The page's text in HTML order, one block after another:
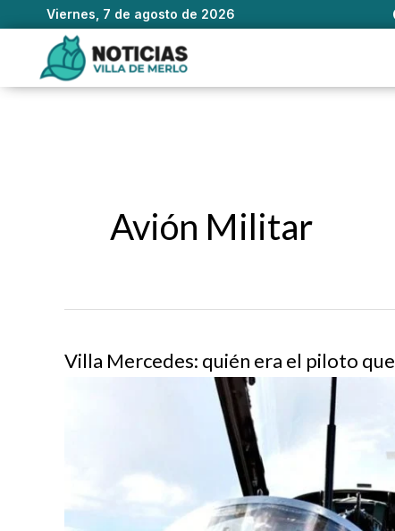
Viernes, 7 de agosto de 2026
contenido
Avión Militar
Villa Mercedes: quién era el piloto